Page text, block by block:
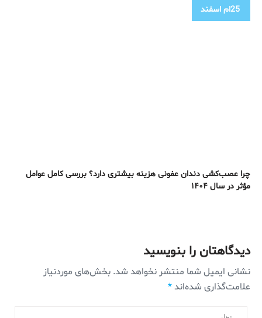
25ام اسفند
چرا عصب‌کشی دندان عفونی هزینه بیشتری دارد؟ بررسی کامل عوامل
مؤثر در سال ۱۴۰۴
دیدگاهتان را بنویسید
نشانی ایمیل شما منتشر نخواهد شد. بخش‌های موردنیاز
علامت‌گذاری شده‌اند*